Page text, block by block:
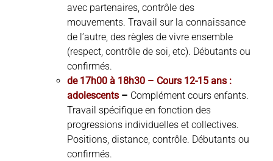
avec partenaires, contrôle des
mouvements. Travail sur la connaissance
de l’autre, des règles de vivre ensemble
(respect, contrôle de soi, etc). Débutants ou
confirmés.
de 17h00 à 18h30 – Cours 12-15 ans :
adolescents – Complément cours enfants.
Travail spécifique en fonction des
progressions individuelles et collectives.
Positions, distance, contrôle. Débutants ou
confirmés.